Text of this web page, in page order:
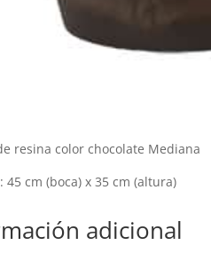
resina color chocolate Mediana
45 cm (boca) x 35 cm (altura)
adicional